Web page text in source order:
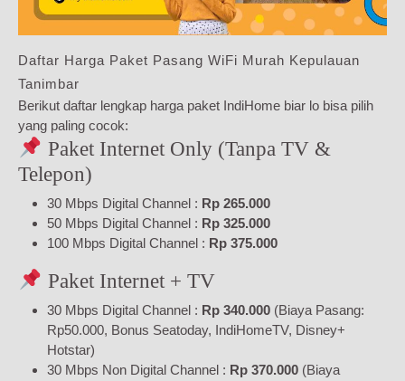
Daftar Harga Paket Pasang WiFi Murah Kepulauan
Tanimbar
Berikut daftar lengkap harga paket IndiHome biar lo bisa pilih
yang paling cocok:
Paket Internet Only (Tanpa TV &
Telepon)
30 Mbps Digital Channel : Rp 265.000
50 Mbps Digital Channel : Rp 325.000
100 Mbps Digital Channel : Rp 375.000
Paket Internet + TV
30 Mbps Digital Channel : Rp 340.000 (Biaya Pasang:
Rp50.000, Bonus Seatoday, IndiHomeTV, Disney+
Hotstar)
30 Mbps Non Digital Channel : Rp 370.000 (Biaya